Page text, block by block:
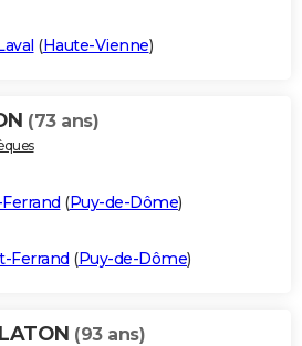
(Haute-Vienne)
(73 ans)
(Puy-de-Dôme)
Ferrand (Puy-de-Dôme)
(93 ans)